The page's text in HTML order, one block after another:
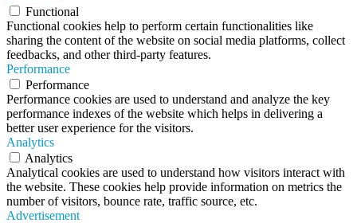
Functional
Functional cookies help to perform certain functionalities like
sharing the content of the website on social media platforms, collect
feedbacks, and other third-party features.
Performance
Performance
Performance cookies are used to understand and analyze the key
performance indexes of the website which helps in delivering a
better user experience for the visitors.
Analytics
Analytics
Analytical cookies are used to understand how visitors interact with
the website. These cookies help provide information on metrics the
number of visitors, bounce rate, traffic source, etc.
Advertisement